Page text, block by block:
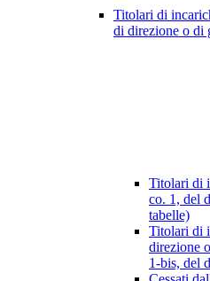
Titolari di
di direzione o di
Titolari di
co. 1, del
tabelle)
Titolari di
direzione
1-bis, del